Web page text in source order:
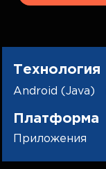
Технология
Android (Java)
Платформа
Приложения